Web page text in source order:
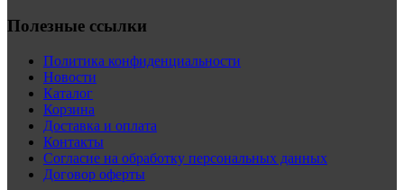
Полезные ссылки
Политика конфиденциальности
Новости
Каталог
Корзина
Доставка и оплата
Контакты
Согласие на обработку персональных данных
Договор оферты